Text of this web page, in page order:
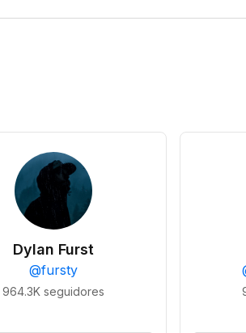
Dylan Furst
@fursty
964.3K seguidores